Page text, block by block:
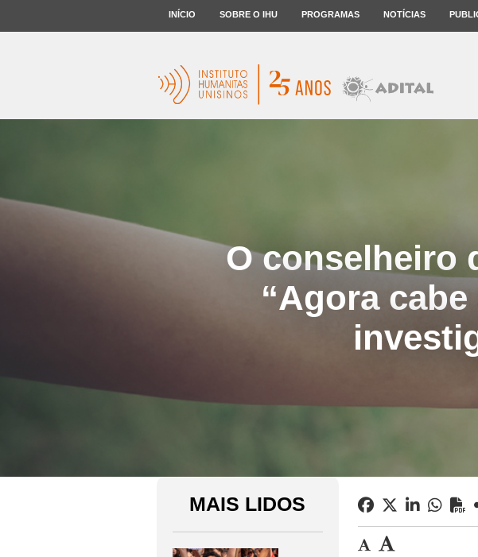
INÍCIO SOBRE O IHU PROGRAMAS NOTÍCIAS
O conselheiro
“Agora
MAIS LIDOS